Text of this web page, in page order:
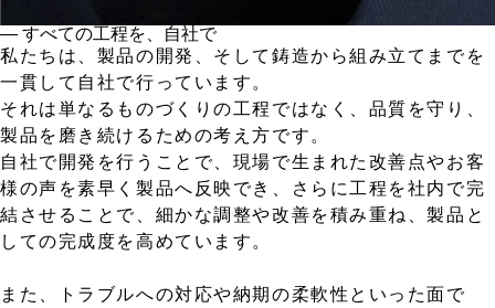
― すべての工程を、自社で
私たちは、製品の開発、そして鋳造から組み立てまでを
一貫して自社で行っています。
それは単なるものづくりの工程ではなく、品質を守り、
製品を磨き続けるための考え方です。
自社で開発を行うことで、現場で生まれた改善点やお客
様の声を素早く製品へ反映でき、さらに工程を社内で完
結させることで、細かな調整や改善を積み重ね、製品と
しての完成度を高めています。
また、トラブルへの対応や納期の柔軟性といった面で